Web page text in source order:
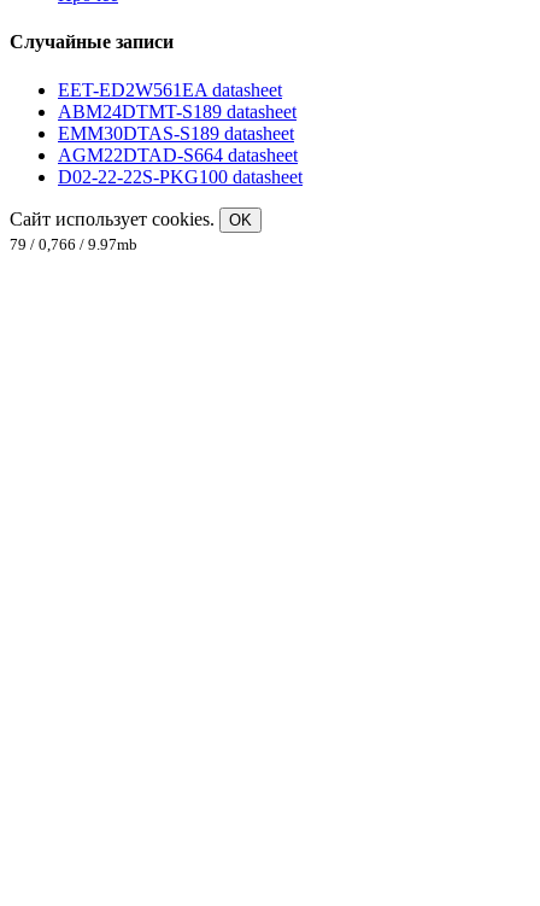
Случайные записи
EET-ED2W561EA datasheet
ABM24DTMT-S189 datasheet
EMM30DTAS-S189 datasheet
AGM22DTAD-S664 datasheet
D02-22-22S-PKG100 datasheet
Сайт использует cookies.
OK
79 / 0,766 / 9.97mb